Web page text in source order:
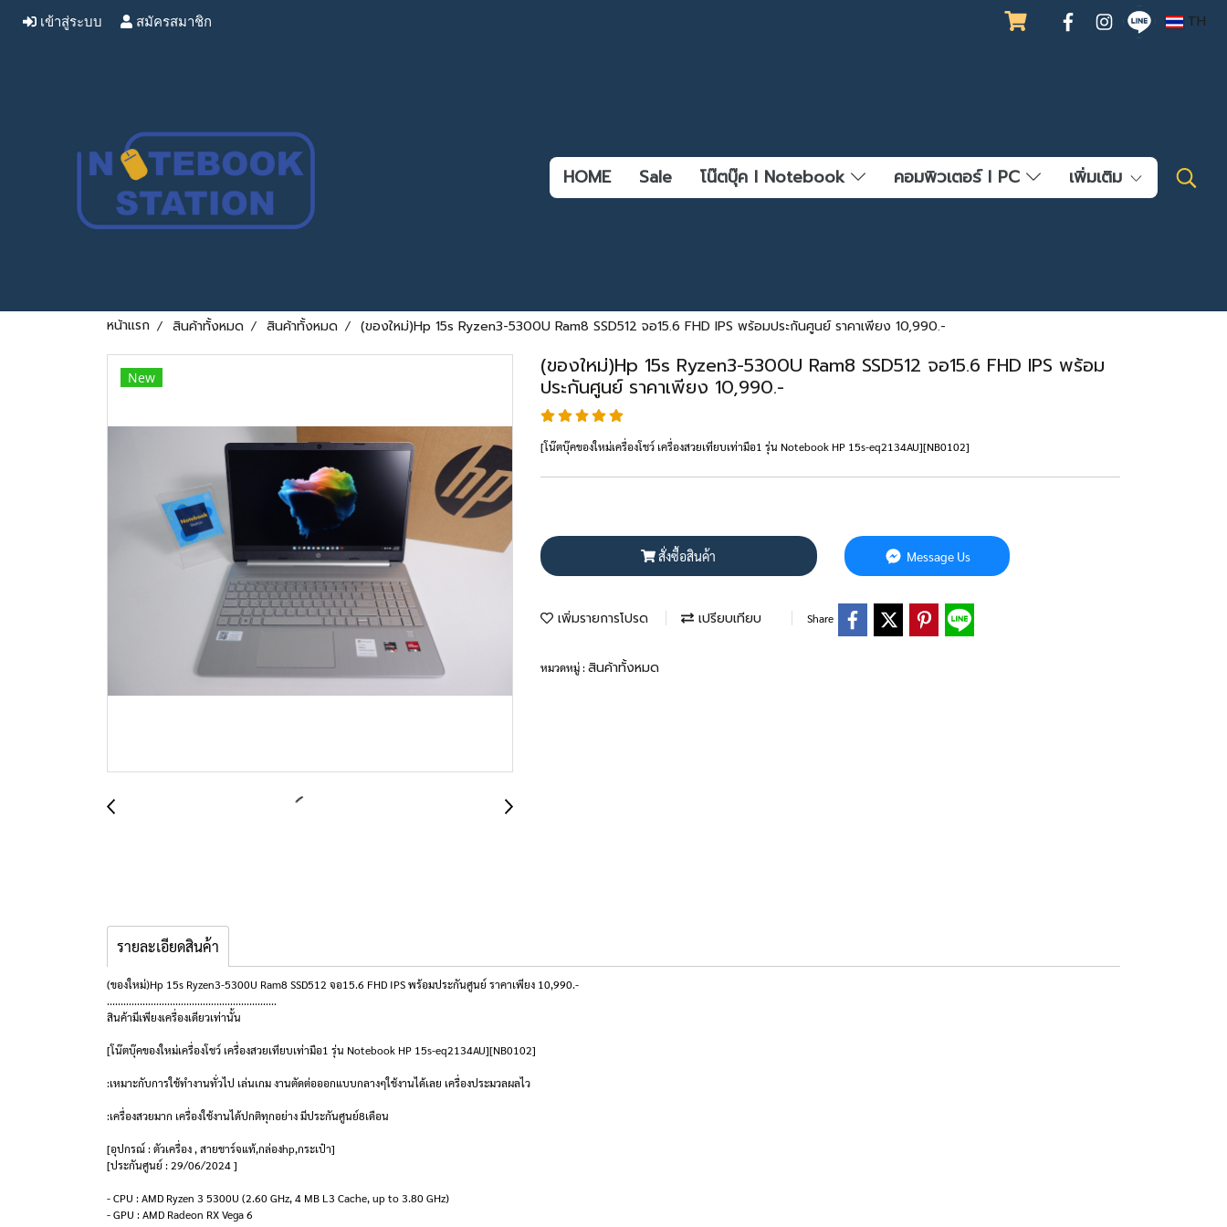
เข้าสู่ระบบ สมัครสมาชิก TH
HOME Sale โน๊ตบุ๊ค l Notebook คอมพิวเตอร์ l PC เพิ่มเติม
หน้าแรก สินค้าทั้งหมด สินค้าทั้งหมด (ของใหม่)Hp 15s Ryzen3-5300U Ram8 SSD512 จอ15.6 FHD IPS พร้อมประกันศูนย์ ราคาเพียง 10,990.-
New
(ของใหม่)Hp 15s Ryzen3-5300U Ram8 SSD512 จอ15.6 FHD IPS พร้อม
ประกันศูนย์ ราคาเพียง 10,990.-
[โน๊ตบุ๊คของใหม่เครื่องโชว์ เครื่องสวยเทียบเท่ามือ1 รุ่น Notebook HP 15s-eq2134AU][NB0102]
สั่งซื้อสินค้า Message Us
เพิ่มรายการโปรด เปรียบเทียบ Share
หมวดหมู่ :สินค้าทั้งหมด
รายละเอียดสินค้า
(ของใหม่)Hp 15s Ryzen3-5300U Ram8 SSD512 จอ15.6 FHD IPS พร้อมประกันศูนย์ ราคาเพียง 10,990.-
..............................................................
สินค้ามีเพียงเครื่องเดียวเท่านั้น
[โน๊ตบุ๊คของใหม่เครื่องโชว์ เครื่องสวยเทียบเท่ามือ1 รุ่น Notebook HP 15s-eq2134AU][NB0102]
:เหมาะกับการใช้ทำงานทั่วไป เล่นเกม งานตัดต่อออกแบบกลางๆใช้งานได้เลย เครื่องประมวลผลไว
:เครื่องสวยมาก เครื่องใช้งานได้ปกติทุกอย่าง มีประกันศูนย์8เดือน
[อุปกรณ์ : ตัวเครื่อง , สายชาร์จแท้,กล่องhp,กระเป๋า]
[ประกันศูนย์ : 29/06/2024 ]
- CPU : AMD Ryzen 3 5300U (2.60 GHz, 4 MB L3 Cache, up to 3.80 GHz)
- GPU : AMD Radeon RX Vega 6